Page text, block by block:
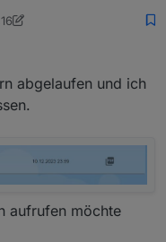
Okt. 2022, 14:19
abgelaufen und ich
aufrufen möchte